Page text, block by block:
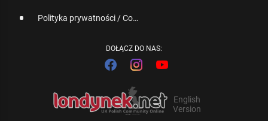
Polityka prywatności / Cookies
DOŁĄCZ DO NAS:
English
Version